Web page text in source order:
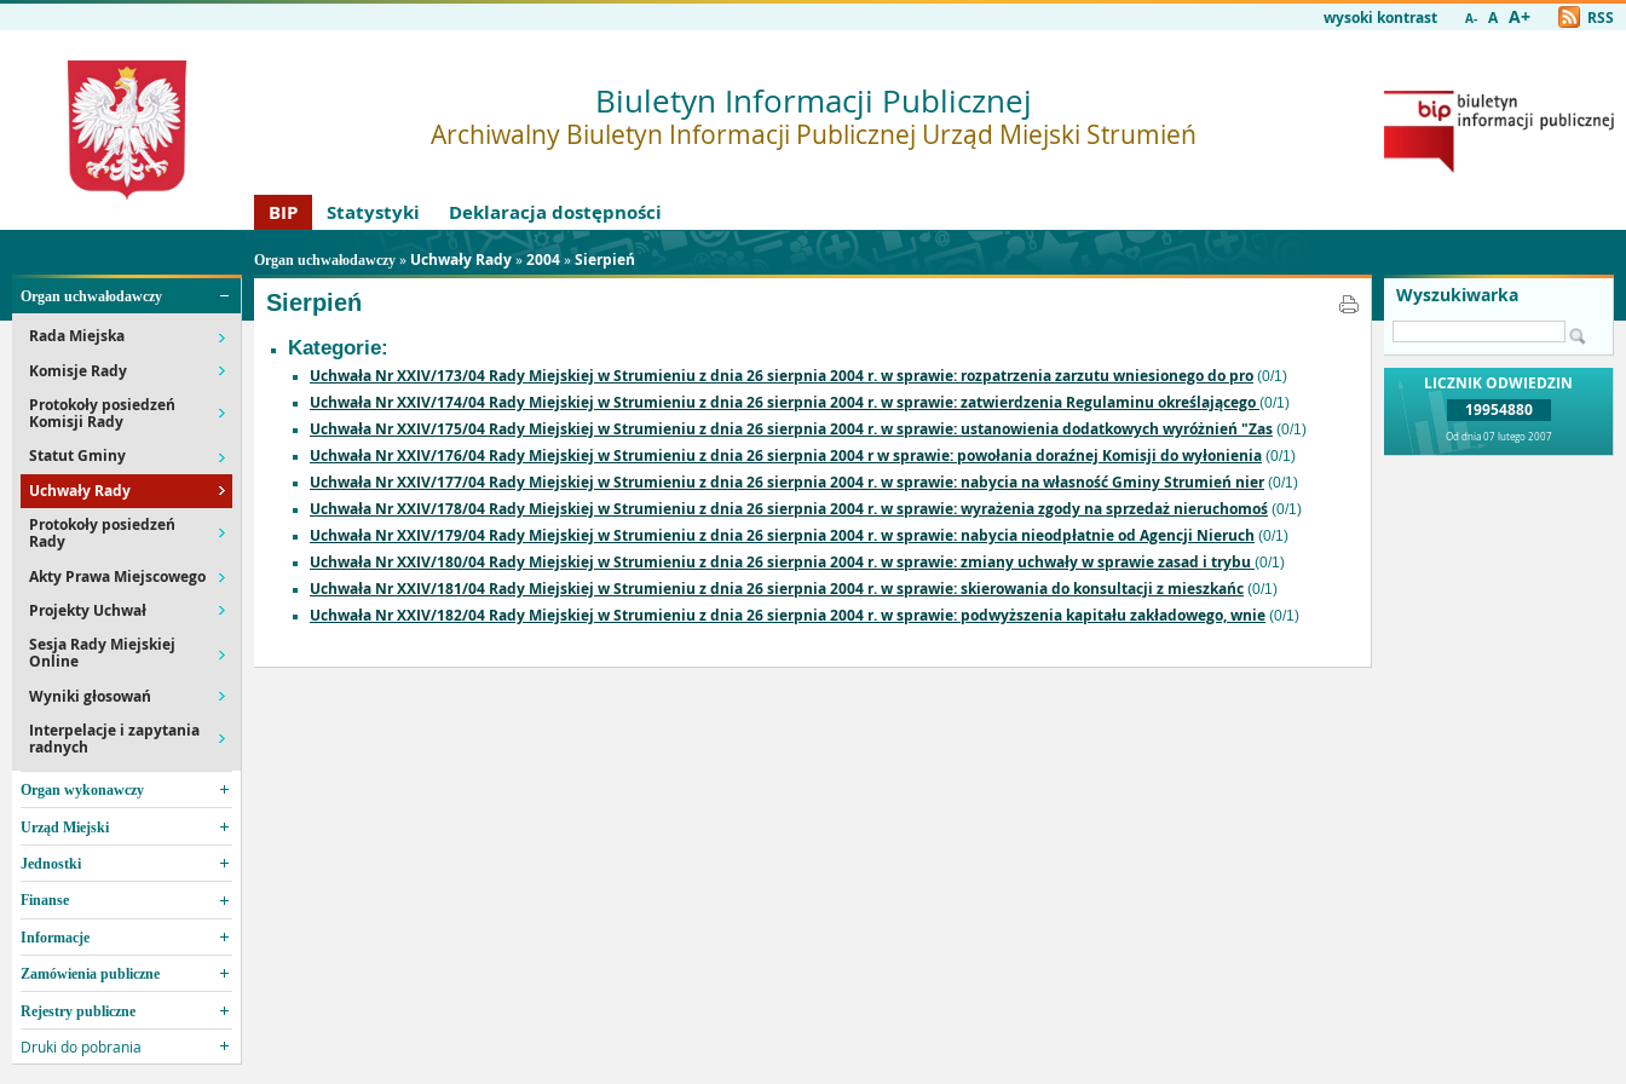
wysoki kontrast A- A A+ RSS
Biuletyn Informacji Publicznej
Archiwalny Biuletyn Informacji Publicznej Urząd Miejski Strumień
BIP Statystyki Deklaracja dostępności
Organ uchwałodawczy » Uchwały Rady»2004»Sierpień
Organ uchwałodawczy
Rada Miejska
Komisje Rady
Protokoły posiedzeń
Komisji Rady
Statut Gminy
Uchwały Rady
Protokoły posiedzeń
Rady
Akty Prawa Miejscowego
Projekty Uchwał
Sesja Rady Miejskiej
Online
Wyniki głosowań
Interpelacje i zapytania
radnych
Organ wykonawczy
Urząd Miejski
Jednostki
Finanse
Informacje
Zamówienia publiczne
Rejestry publiczne
Druki do pobrania
Wyszukiwarka
LICZNIK ODWIEDZIN
19954880
Od dnia 07 lutego 2007
Sierpień
Kategorie:
Uchwała Nr XXIV/173/04 Rady Miejskiej w Strumieniu z dnia 26 sierpnia 2004 r. w sprawie: rozpatrzenia zarzutu wniesionego do pro (0/1)
Uchwała Nr XXIV/174/04 Rady Miejskiej w Strumieniu z dnia 26 sierpnia 2004 r. w sprawie: zatwierdzenia Regulaminu określającego (0/1)
Uchwała Nr XXIV/175/04 Rady Miejskiej w Strumieniu z dnia 26 sierpnia 2004 r. w sprawie: ustanowienia dodatkowych wyróżnień "Zas (0/1)
Uchwała Nr XXIV/176/04 Rady Miejskiej w Strumieniu z dnia 26 sierpnia 2004 r w sprawie: powołania doraźnej Komisji do wyłonienia (0/1)
Uchwała Nr XXIV/177/04 Rady Miejskiej w Strumieniu z dnia 26 sierpnia 2004 r. w sprawie: nabycia na własność Gminy Strumień nier(0/1)
Uchwała Nr XXIV/178/04 Rady Miejskiej w Strumieniu z dnia 26 sierpnia 2004 r. w sprawie: wyrażenia zgody na sprzedaż nieruchomoś (0/1)
Uchwała Nr XXIV/179/04 Rady Miejskiej w Strumieniu z dnia 26 sierpnia 2004 r. w sprawie: nabycia nieodpłatnie od Agencji Nieruch (0/1)
Uchwała Nr XXIV/180/04 Rady Miejskiej w Strumieniu z dnia 26 sierpnia 2004 r. w sprawie: zmiany uchwały w sprawie zasad i trybu (0/1)
Uchwała Nr XXIV/181/04 Rady Miejskiej w Strumieniu z dnia 26 sierpnia 2004 r. w sprawie: skierowania do konsultacji z mieszkańc (0/1)
Uchwała Nr XXIV/182/04 Rady Miejskiej w Strumieniu z dnia 26 sierpnia 2004 r. w sprawie: podwyższenia kapitału zakładowego, wnie (0/1)